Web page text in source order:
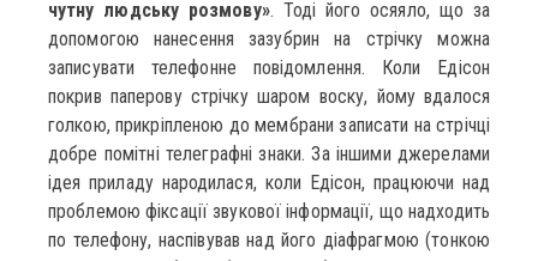
чутну людську розмову». Тоді його осяяло, що за
допомогою нанесення зазубрин на стрічку можна
записувати телефонне повідомлення. Коли Едісон
покрив паперову стрічку шаром воску, йому вдалося
голкою, прикріпленою до мембрани записати на стрічці
добре помітні телеграфні знаки. За іншими джерелами
ідея приладу народилася, коли Едісон, працюючи над
проблемою фіксації звукової інформації, що надходить
по телефону, наспівував над його діафрагмою (тонкою